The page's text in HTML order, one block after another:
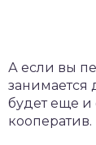
А если вы
занимается
будет еще и
кооператив.